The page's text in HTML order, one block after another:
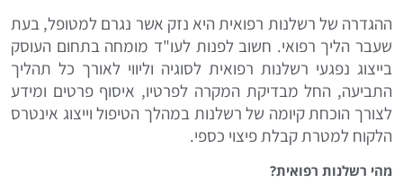
ההגדרה של רשלנות רפואית היא נזק אשר נגרם למטופל, בעת
שעבר הליך רפואי. חשוב לפנות לעו"ד מומחה בתחום העוסק
בייצוג נפגעי רשלנות רפואית לסוגיה וליווי לאורך כל תהליך
התביעה, החל מבדיקת המקרה לפרטיו, איסוף פרטים ומידע
לצורך הוכחת קיומה של רשלנות במהלך הטיפול וייצוג אינטרס
הלקוח למטרת קבלת פיצוי כספי.
מהי רשלנות רפואית?